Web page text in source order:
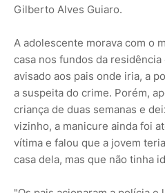
Gilberto Alves Guiaro.
A adolescente morava com o
casa nos fundos da
avisado aos pais onde iria, a
a suspeita do crime. Porém,
criança de duas semanas e
vizinho, a manicure ainda foi
vítima e falou que a jovem
casa dela, mas que não tinha